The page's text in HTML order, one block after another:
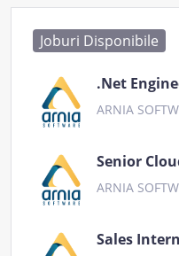
Joburi Disponibile
.Net
ARNIA
Senior
ARNIA
Sales Intern